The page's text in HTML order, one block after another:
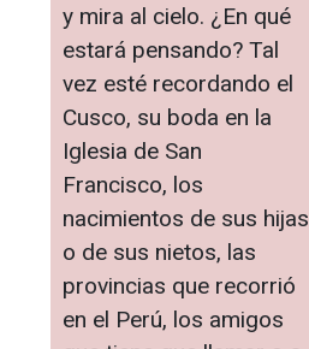
y mira al cielo. ¿En qué
estará pensando? Tal
vez esté recordando el
Cusco, su boda en la
Iglesia de San
Francisco, los
nacimientos de sus hijas
o de sus nietos, las
provincias que recorrió
en el Perú, los amigos